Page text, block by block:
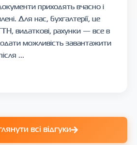
приходять вчасно і
Для нас, бухгалтерії, це
видаткові, рахунки — все в
можливість завантажити
...
всі відгуки